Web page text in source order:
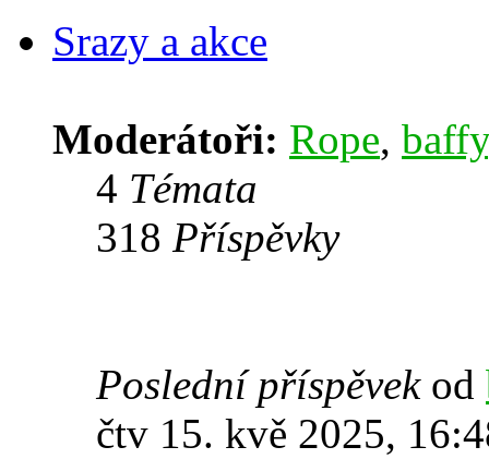
Srazy a akce
Moderátoři: Rope, baffy
4 Témata
318 Příspěvky
Poslední příspěvekod
čtv 15. kvě 2025,